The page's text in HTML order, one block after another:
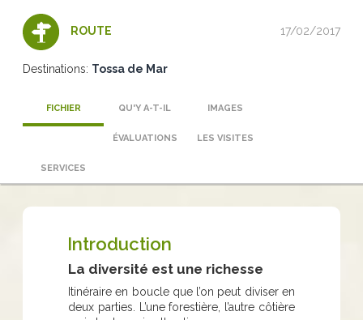
ROUTE 17/02/2017
Destinations: Tossa de Mar
FICHIER QU'Y A-T-IL IMAGES
ÉVALUATIONS LES VISITES
SERVICES
Introduction
La diversité est une richesse
Itinéraire en boucle que l’on peut diviser en
deux parties. L’une forestière, l’autre côtière